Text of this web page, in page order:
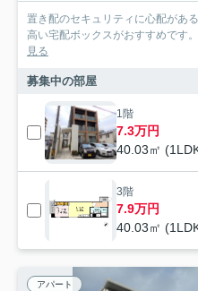
置き配のセキュリティに心配があ
高い宅配ボックスがおすすめです
見る
募集中の部屋
1階
7.3万円
40.03㎡
3階
7.9万円
40.03㎡
アパート